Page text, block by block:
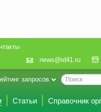
news@id41.ru
запросов
Статьи
Справочник